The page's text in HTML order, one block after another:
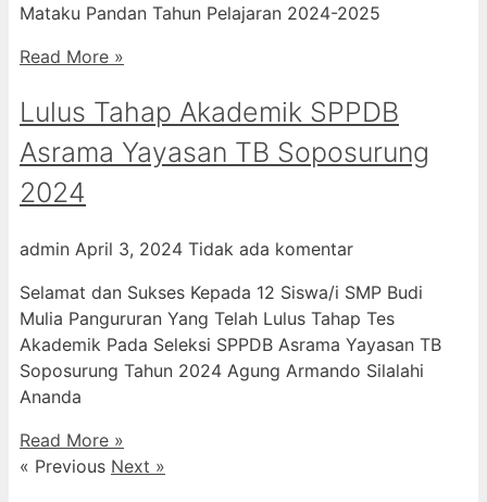
Mataku Pandan Tahun Pelajaran 2024-2025
Read More »
Lulus Tahap Akademik SPPDB
Asrama Yayasan TB Soposurung
2024
admin April 3, 2024 Tidak ada komentar
Selamat dan Sukses Kepada 12 Siswa/i SMP Budi
Mulia Pangururan Yang Telah Lulus Tahap Tes
Akademik Pada Seleksi SPPDB Asrama Yayasan TB
Soposurung Tahun 2024 Agung Armando Silalahi
⁠Ananda
Read More »
« Previous Next »